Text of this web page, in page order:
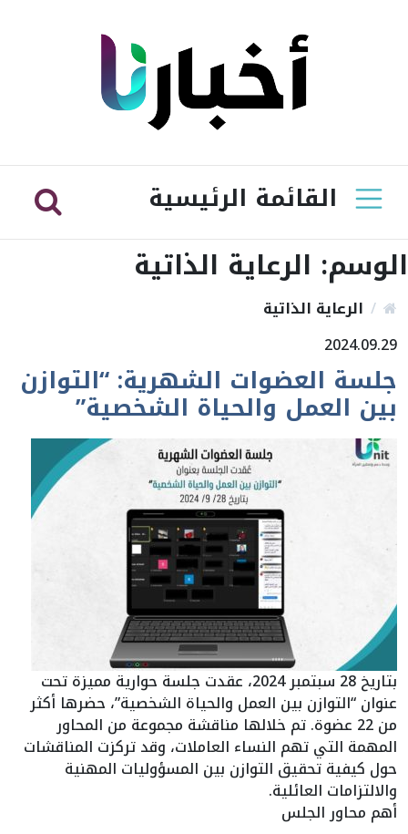
القائمة الرئيسية
الوسم: الرعاية الذاتية
الرعاية الذاتية
2024.09.29
جلسة العضوات الشهرية: “التوازن
بين العمل والحياة الشخصية”
بتاريخ 28 سبتمبر 2024، عقدت جلسة حوارية مميزة تحت
عنوان “التوازن بين العمل والحياة الشخصية”، حضرها أكثر
من 22 عضوة. تم خلالها مناقشة مجموعة من المحاور
المهمة التي تهم النساء العاملات، وقد تركزت المناقشات
حول كيفية تحقيق التوازن بين المسؤوليات المهنية
والالتزامات العائلية.
أهم محاور الجلس